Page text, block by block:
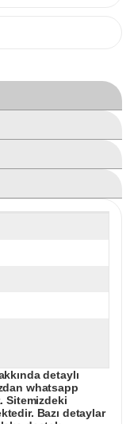
detaylı
whatsapp
Sitemizdeki
Bazı detaylar